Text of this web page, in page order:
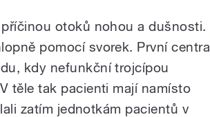
otoků nohou a dušnosti.
pomocí svorek. První centra
kdy nefunkční trojcípou
těle tak pacienti mají namísto
zatím jednotkám pacientů v